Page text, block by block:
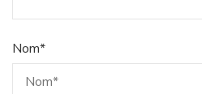
Nom*